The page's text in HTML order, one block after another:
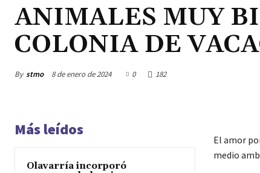
ANIMALES MUY
COLONIA DE
By stmo 8 de enero de 2024 0 182
Más leídos
Olavarría incorporó
El amor
medio